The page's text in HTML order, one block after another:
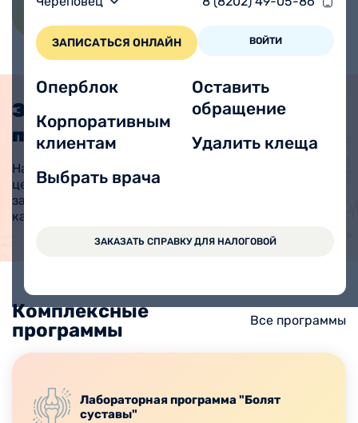
ЗАПИСАТЬСЯ ОНЛАЙН ВОЙТИ
Оперблок
Корпоративным
клиентам
Выбрать врача
Оставить
обращение
Удалить клеща
ЗАКАЗАТЬ СПРАВКУ ДЛЯ НАЛОГОВОЙ
Череповце
Записаться на
прием онлайн
На прием в медицинский
центр Вита можно
записаться через Личный
кабинет.
Комплексные
программы
Все программы
Лабораторная программа "Болят
суставы"